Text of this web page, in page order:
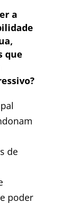
a
que
de
poder